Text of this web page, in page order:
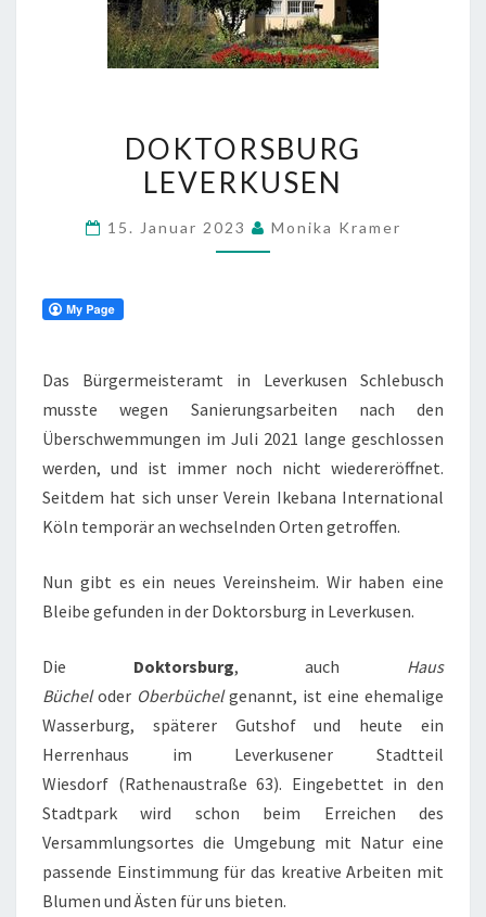
LEVERKUSEN
DOKTORSBURG
LEVERKUSEN
15. Januar 2023 Monika Kramer
Das Bürgermeisteramt in Leverkusen Schlebusch
musste wegen Sanierungsarbeiten nach den
Überschwemmungen im Juli 2021 lange geschlossen
werden, und ist immer noch nicht wiedereröffnet.
Seitdem hat sich unser Verein Ikebana International
Köln temporär an wechselnden Orten getroffen.
Nun gibt es ein neues Vereinsheim. Wir haben eine
Bleibe gefunden in der Doktorsburg in Leverkusen.
Die Doktorsburg, auch Haus
Bücheloder Oberbüchelgenannt, ist eine ehemalige
Wasserburg, späterer Gutshof und heute ein
Herrenhaus im Leverkusener Stadtteil
Wiesdorf (Rathenaustraße 63). Eingebettet in den
Stadtpark wird schon beim Erreichen des
Versammlungsortes die Umgebung mit Natur eine
passende Einstimmung für das kreative Arbeiten mit
Blumen und Ästen für uns bieten.